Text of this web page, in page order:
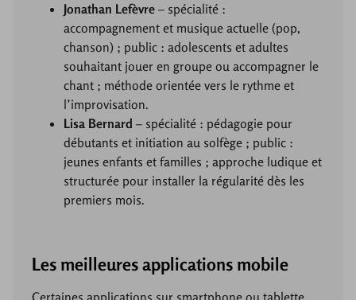
Jonathan Lefèvre – spécialité :
accompagnement et musique actuelle (pop,
chanson) ; public : adolescents et adultes
souhaitant jouer en groupe ou accompagner le
chant ; méthode orientée vers le rythme et
l’improvisation.
Lisa Bernard – spécialité : pédagogie pour
débutants et initiation au solfège ; public :
jeunes enfants et familles ; approche ludique et
structurée pour installer la régularité dès les
premiers mois.
Les meilleures applications mobile
Certaines applications sur smartphone ou tablette